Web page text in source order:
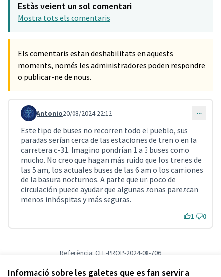
Informació sobre les galetes que es fan servir a
Estàs veient un sol comentari
Mostra tots els comentaris
Els comentaris estan deshabilitats en aquests
moments, només les administradores poden respondre
o publicar-ne de nous.
Comentari 891 (respon al comentari 887)
Antonio20/08/2024 22:12
Este tipo de buses no recorren todo el pueblo, sus
paradas serían cerca de las estaciones de tren o en la
carretera c-31. Imagino pondrían 1 a 3 buses como
mucho. No creo que hagan más ruido que los trenes de
las 5 am, los actuales buses de las 6 am o los camiones
de la basura nocturnos. A parte que un poco de
circulación puede ayudar que algunas zonas parezcan
menos inhóspitas y más seguras.
1 0
Referència: CLF-PROP-2024-08-706
Verifica l'empremta digital